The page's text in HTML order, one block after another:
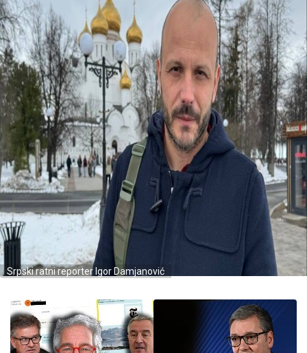
Srpski ratni reporter Igor Damjanović